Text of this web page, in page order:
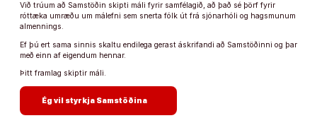
Við trúum að Samstöðin skipti máli fyrir samfélagið, að það sé þörf fyrir
róttæka umræðu um málefni sem snerta fólk út frá sjónarhóli og hagsmunum
almennings.
Ef þú ert sama sinnis skaltu endilega gerast áskrifandi að Samstöðinni og þar
með einn af eigendum hennar.
Þitt framlag skiptir máli.
Ég vil styrkja Samstöðina